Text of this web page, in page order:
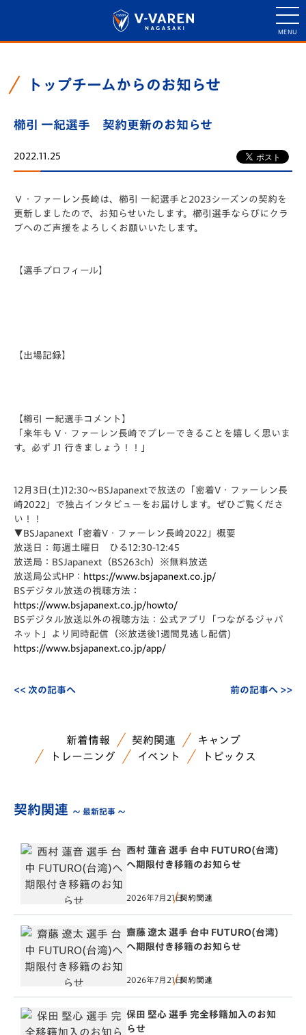
トップチームからのお知らせ
櫛引 一紀選手 契約更新のお知らせ
2022.11.25
Ｖ・ファーレン長崎は、櫛引 一紀選手と2023シーズンの契約を
更新しましたので、お知らせいたします。櫛引選手ならびにクラ
ブへのご声援をよろしくお願いいたします。
【選手プロフィール】
【出場記録】
【櫛引 一紀選手コメント】
「来年も V・ファーレン長崎でプレーできることを嬉しく思いま
す。必ず J1 行きましょう！！」
12月3日(土)12:30〜BSJapanextで放送の「 密着V・ファーレン長
崎2022」 で独占インタビューをお届けします。ぜひご覧くださ
い！！
▼BSJapanext「密着V・ファーレン長崎2022」概要
放送日：毎週土曜日 ひる12:30-12:45
放送局：BSJapanext（BS263ch）※無料放送
放送局公式HP： https://www. bsjapanext.co.jp/
BSデジタル放送の視聴方法：
https://www. bsjapanext.co.jp/howto/
BSデジタル放送以外の視聴方法：公式アプリ「 つながるジャパ
ネット」より同時配信（※放送後1週間見逃し配信)
https://www.bsjapanext.co.jp/app/
<< 次の記事へ 前の記事へ >>
新着情報 契約関連
キャンプ
トレーニング
イベント トピックス
契約関連 ～ 最新記事 ～
西村 蓮音 選手 台中 FUTURO(台湾)
へ期限付き移籍のお知らせ
2026年7月21日契約関連
齋藤 遼太 選手 台中 FUTURO(台湾)
へ期限付き移籍のお知らせ
2026年7月21日契約関連
保田 堅心 選手 完全移籍加入のお知
らせ